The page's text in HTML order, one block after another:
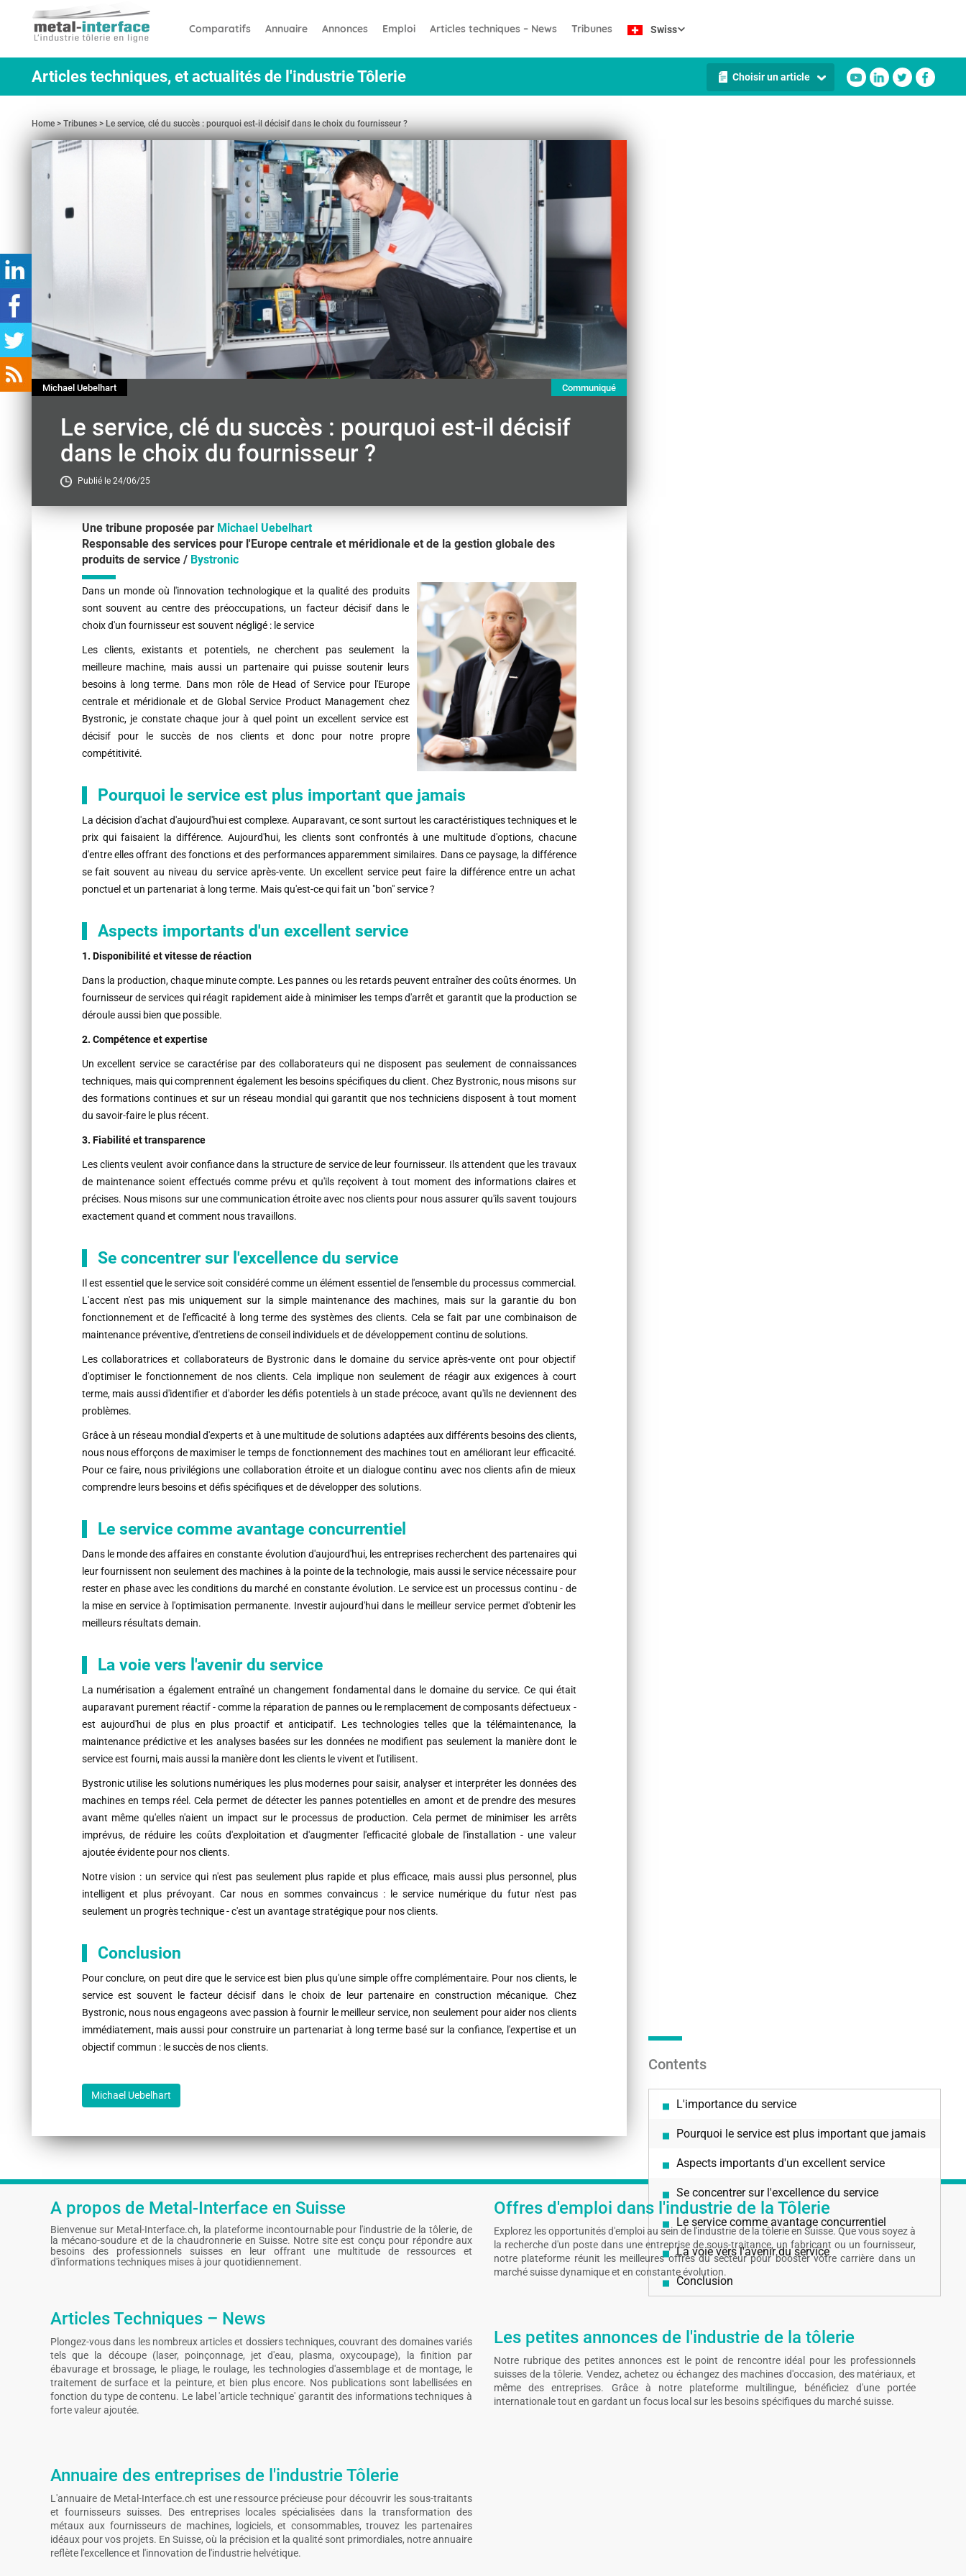
contenu
Comparatifs Annuaire Annonces Emploi Articles techniques – News Tribunes Swiss
Articles techniques, et actualités de l'industrie Tôlerie Choisir un article
Home Tribunes Le service, clé du succès : pourquoi est-il décisif dans le choix du fournisseur ?
Michael Uebelhart Communiqué
Le service, clé du succès : pourquoi est-il décisif
dans le choix du fournisseur ?
Publié le 24/06/25
Une tribune proposée par Michael Uebelhart
Responsable des services pour l'Europe centrale et méridionale et de la gestion globale des
produits de service / Bystronic
Contenu
Dans un monde où l'innovation technologique et la qualité des produits
sont souvent au centre des préoccupations, un facteur décisif dans le
choix d'un fournisseur est souvent négligé : le service
Les clients, existants et potentiels, ne cherchent pas seulement la
meilleure machine, mais aussi un partenaire qui puisse soutenir leurs
besoins à long terme. Dans mon rôle de Head of Service pour l'Europe
centrale et méridionale et de Global Service Product Management chez
Bystronic, je constate chaque jour à quel point un excellent service est
décisif pour le succès de nos clients et donc pour notre propre
compétitivité.
Pourquoi le service est plus important que jamais
La décision d'achat d'aujourd'hui est complexe. Auparavant, ce sont surtout les caractéristiques techniques et le
prix qui faisaient la différence. Aujourd'hui, les clients sont confrontés à une multitude d'options, chacune
d'entre elles offrant des fonctions et des performances apparemment similaires. Dans ce paysage, la différence
se fait souvent au niveau du service après-vente. Un excellent service peut faire la différence entre un achat
ponctuel et un partenariat à long terme. Mais qu'est-ce qui fait un "bon" service ?
Aspects importants d'un excellent service
1. Disponibilité et vitesse de réaction
Dans la production, chaque minute compte. Les pannes ou les retards peuvent entraîner des coûts énormes. Un
fournisseur de services qui réagit rapidement aide à minimiser les temps d'arrêt et garantit que la production se
déroule aussi bien que possible.
2. Compétence et expertise
Un excellent service se caractérise par des collaborateurs qui ne disposent pas seulement de connaissances
techniques, mais qui comprennent également les besoins spécifiques du client. Chez Bystronic, nous misons sur
des formations continues et sur un réseau mondial qui garantit que nos techniciens disposent à tout moment
du savoir-faire le plus récent.
3. Fiabilité et transparence
Les clients veulent avoir confiance dans la structure de service de leur fournisseur. Ils attendent que les travaux
de maintenance soient effectués comme prévu et qu'ils reçoivent à tout moment des informations claires et
précises. Nous misons sur une communication étroite avec nos clients pour nous assurer qu'ils savent toujours
exactement quand et comment nous travaillons.
Se concentrer sur l'excellence du service
Il est essentiel que le service soit considéré comme un élément essentiel de l'ensemble du processus commercial.
L'accent n'est pas mis uniquement sur la simple maintenance des machines, mais sur la garantie du bon
fonctionnement et de l'efficacité à long terme des systèmes des clients. Cela se fait par une combinaison de
maintenance préventive, d'entretiens de conseil individuels et de développement continu de solutions.
Les collaboratrices et collaborateurs de Bystronic dans le domaine du service après-vente ont pour objectif
d'optimiser le fonctionnement de nos clients. Cela implique non seulement de réagir aux exigences à court
terme, mais aussi d'identifier et d'aborder les défis potentiels à un stade précoce, avant qu'ils ne deviennent des
problèmes.
Grâce à un réseau mondial d'experts et à une multitude de solutions adaptées aux différents besoins des clients,
nous nous efforçons de maximiser le temps de fonctionnement des machines tout en améliorant leur efficacité.
Pour ce faire, nous privilégions une collaboration étroite et un dialogue continu avec nos clients afin de mieux
comprendre leurs besoins et défis spécifiques et de développer des solutions.
Le service comme avantage concurrentiel
Dans le monde des affaires en constante évolution d'aujourd'hui, les entreprises recherchent des partenaires qui
leur fournissent non seulement des machines à la pointe de la technologie, mais aussi le service nécessaire pour
rester en phase avec les conditions du marché en constante évolution. Le service est un processus continu - de
la mise en service à l'optimisation permanente. Investir aujourd'hui dans le meilleur service permet d'obtenir les
meilleurs résultats demain.
La voie vers l'avenir du service
La numérisation a également entraîné un changement fondamental dans le domaine du service. Ce qui était
auparavant purement réactif - comme la réparation de pannes ou le remplacement de composants défectueux -
est aujourd'hui de plus en plus proactif et anticipatif. Les technologies telles que la télémaintenance, la
maintenance prédictive et les analyses basées sur les données ne modifient pas seulement la manière dont le
service est fourni, mais aussi la manière dont les clients le vivent et l'utilisent.
Bystronic utilise les solutions numériques les plus modernes pour saisir, analyser et interpréter les données des
machines en temps réel. Cela permet de détecter les pannes potentielles en amont et de prendre des mesures
avant même qu'elles n'aient un impact sur le processus de production. Cela permet de minimiser les arrêts
imprévus, de réduire les coûts d'exploitation et d'augmenter l'efficacité globale de l'installation - une valeur
ajoutée évidente pour nos clients.
Notre vision : un service qui n'est pas seulement plus rapide et plus efficace, mais aussi plus personnel, plus
intelligent et plus prévoyant. Car nous en sommes convaincus : le service numérique du futur n'est pas
seulement un progrès technique - c'est un avantage stratégique pour nos clients.
Conclusion
Pour conclure, on peut dire que le service est bien plus qu'une simple offre complémentaire. Pour nos clients, le
service est souvent le facteur décisif dans le choix de leur partenaire en construction mécanique. Chez
Bystronic, nous nous engageons avec passion à fournir le meilleur service, non seulement pour aider nos clients
immédiatement, mais aussi pour construire un partenariat à long terme basé sur la confiance, l'expertise et un
objectif commun : le succès de nos clients.
Michael Uebelhart
Contents
L'importance du service
Pourquoi le service est plus important que jamais
Aspects importants d'un excellent service
Se concentrer sur l'excellence du service
Le service comme avantage concurrentiel
La voie vers l'avenir du service
Conclusion
A propos de Metal-Interface en Suisse
Bienvenue sur Metal-Interface.ch, la plateforme incontournable pour l'industrie de la tôlerie, de
la mécano-soudure et de la chaudronnerie en Suisse. Notre site est conçu pour répondre aux
besoins des professionnels suisses en leur offrant une multitude de ressources et
d'informations techniques mises à jour quotidiennement.
Articles Techniques – News
Plongez-vous dans les nombreux articles et dossiers techniques, couvrant des domaines variés
tels que la découpe (laser, poinçonnage, jet d'eau, plasma, oxycoupage), la finition par
ébavurage et brossage, le pliage, le roulage, les technologies d'assemblage et de montage, le
traitement de surface et la peinture, et bien plus encore. Nos publications sont labellisées en
fonction du type de contenu. Le label 'article technique' garantit des informations techniques à
forte valeur ajoutée.
Annuaire des entreprises de l'industrie Tôlerie
L'annuaire de Metal-Interface.ch est une ressource précieuse pour découvrir les sous-traitants
et fournisseurs suisses. Des entreprises locales spécialisées dans la transformation des
métaux aux fournisseurs de machines, logiciels, et consommables, trouvez les partenaires
idéaux pour vos projets. En Suisse, où la précision et la qualité sont primordiales, notre annuaire
reflète l'excellence et l'innovation de l'industrie helvétique.
Offres d'emploi dans l'industrie de la Tôlerie
Explorez les opportunités d'emploi au sein de l'industrie de la tôlerie en Suisse. Que vous soyez à
la recherche d'un poste dans une entreprise de sous-traitance, un fabricant ou un fournisseur,
notre plateforme réunit les meilleures offres du secteur pour booster votre carrière dans un
marché suisse dynamique et en constante évolution.
Les petites annonces de l'industrie de la tôlerie
Notre rubrique des petites annonces est le point de rencontre idéal pour les professionnels
suisses de la tôlerie. Vendez, achetez ou échangez des machines d'occasion, des matériaux, et
même des entreprises. Grâce à notre plateforme multilingue, bénéficiez d'une portée
internationale tout en gardant un focus local sur les besoins spécifiques du marché suisse.